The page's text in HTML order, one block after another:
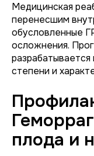
Медицинская
перенесшим
обусловленные
осложнения.
степени и
плода и